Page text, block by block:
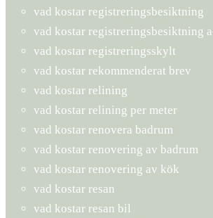
vad kostar registreringsbesiktning
vad kostar registreringsbesiktning
vad kostar registreringsskylt
vad kostar rekommenderat brev
vad kostar relining
vad kostar relining per meter
vad kostar renovera badrum
vad kostar renovering av badrum
vad kostar renovering av kök
vad kostar resan
vad kostar resan bil